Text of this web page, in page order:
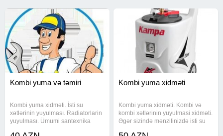
Kombi yuma və təmiri
Kombi yuma xidməti. İsti su
xətlərinin yuyulması. Radiatorlarin
yuyulması. Ümumi santexnika
Kombi yuma xidməti
Kombi yuma xidməti. Kombi və
kombi xətlərinin yuyulmasi xidməti.
Əgər sizində mənzilinizdə isti su